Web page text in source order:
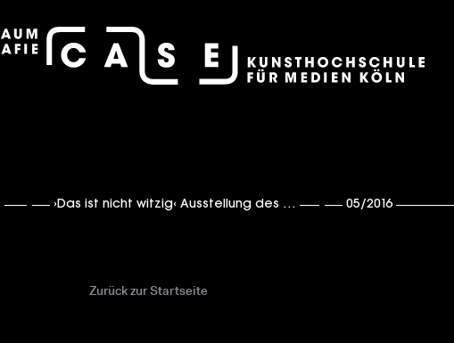
case – Projektraum der Fotografie
Alex Grein, Beate Gütschow
,Fabiana Fragale,Hanieh Bozorgnoia, Hannah-Lisa Paul,Jbid
›Das ist nicht witzig‹ Ausstellung des Grundlagenseminars Fotografie 05/2016
Zurück zur Startseite